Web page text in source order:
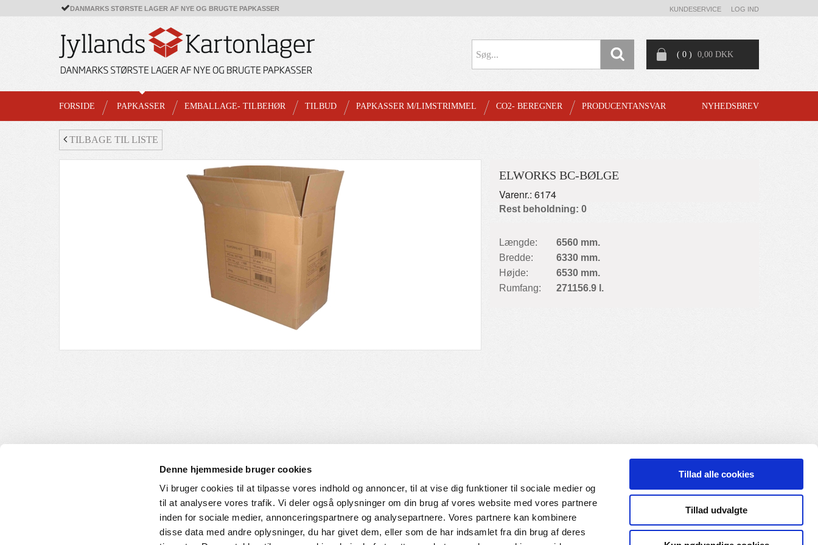
Denne hjemmeside bruger cookies
Vi bruger cookies til at tilpasse vores indhold og annoncer, til at vise dig funktioner til sociale medier og
til at analysere vores trafik. Vi deler også oplysninger om din brug af vores website med vores partnere
inden for sociale medier, annonceringspartnere og analysepartnere. Vores partnere kan kombinere
disse data med andre oplysninger, du har givet dem, eller som de har indsamlet fra din brug af deres
Tillad alle cookies
Tillad udvalgte
DANMARKS STØRSTE LAGER AF NYE OG BRUGTE PAPKASSER KUNDESERVICE LOG IND
( 0 ) 0,00 DKK
FORSIDE PAPKASSER EMBALLAGE- TILBEHØR TILBUD PAPKASSER M/LIMSTRIMMEL CO2- BEREGNER PRODUCENTANSVAR NYHEDSBREV
TILBAGE TIL LISTE
ELWORKS BC-BØLGE
Varenr.: 6174
Rest beholdning: 0
Længde:
6560 mm.
Bredde:
6330 mm.
Højde:
6530 mm.
Rumfang:
271156.9 l.
KUNDESERVICE
Handelsbetingelser
HVORDAN HANDLER DU
Login til web-shop